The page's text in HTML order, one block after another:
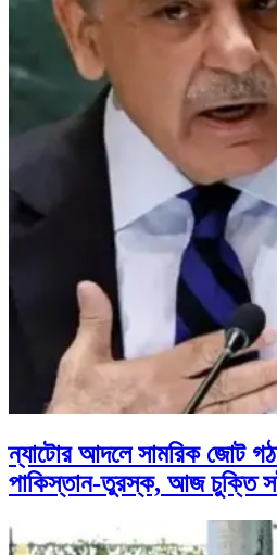
ন্যাটোর আদলে সামরিক জোট
পাকিস্তান-তুরস্ক, আজ চুক্তি